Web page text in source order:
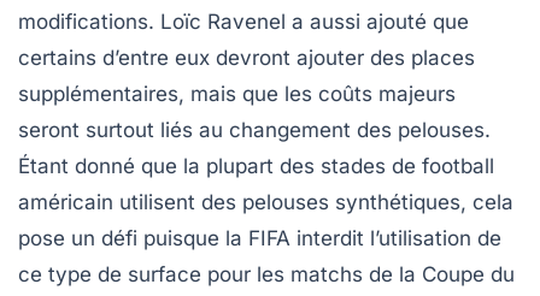
modifications. Loïc Ravenel a aussi ajouté que
certains d’entre eux devront ajouter des places
supplémentaires, mais que les coûts majeurs
seront surtout liés au changement des pelouses.
Étant donné que la plupart des stades de football
américain utilisent des pelouses synthétiques, cela
pose un défi puisque la FIFA interdit l’utilisation de
ce type de surface pour les matchs de la Coupe du